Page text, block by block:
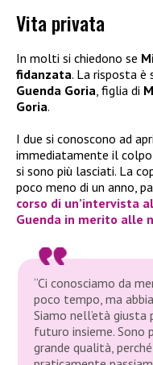
Vita privata
In molti si chiedono se
fidanzata. La risposta
Guenda Goria , figlia di
Goria.
I due si conoscono ad
immediatamente il
si sono più lasciati. La
poco meno di un anno,
corso di un’intervista
Guenda in merito alle
“Ci conosciamo da
poco tempo, ma
Siamo nell’età giusta
futuro insieme. Sono
grande qualità,